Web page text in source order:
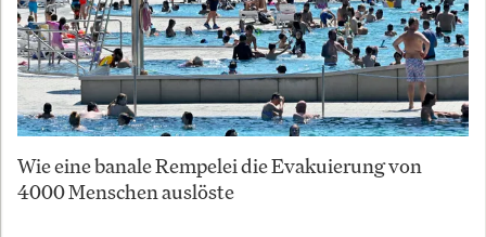
Wie eine banale Rempelei die Evakuierung von
4000 Menschen auslöste